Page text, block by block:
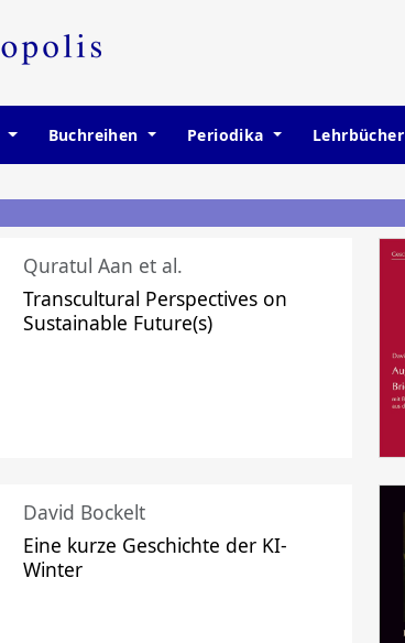
Buchreihen Periodika Lehrbücher
Quratul Aan et al.
Transcultural Perspectives on
Sustainable Future(s)
David Bockelt
Eine kurze Geschichte der KI-
Winter